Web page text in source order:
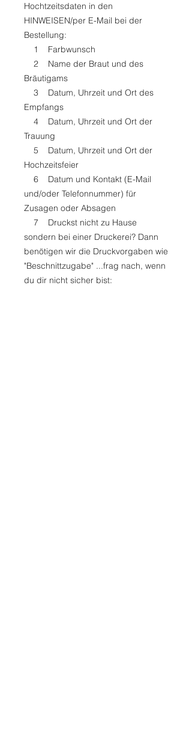
Hochtzeitsdaten in den
HINWEISEN/per E-Mail bei der
Bestellung:
1 Farbwunsch
2 Name der Braut und des
Bräutigams
3 Datum, Uhrzeit und Ort des
Empfangs
4 Datum, Uhrzeit und Ort der
Trauung
5 Datum, Uhrzeit und Ort der
Hochzeitsfeier
6 Datum und Kontakt (E-Mail
und/oder Telefonnummer) für
Zusagen oder Absagen
7 Druckst nicht zu Hause
sondern bei einer Druckerei? Dann
benötigen wir die Druckvorgaben wie
"Beschnittzugabe" ...frag nach, wenn
du dir nicht sicher bist: